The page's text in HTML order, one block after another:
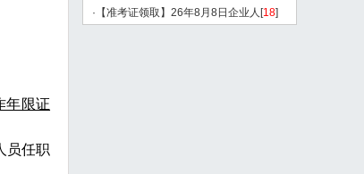
年限证
员任职
· 【准考证领取】26年8月8日企业人[18]